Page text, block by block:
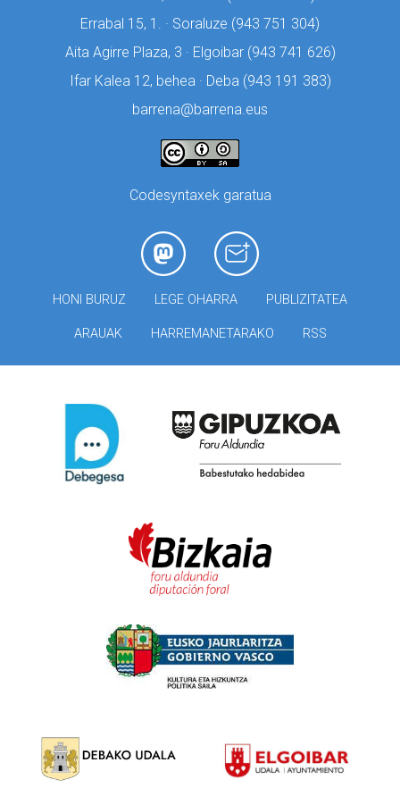
Errabal 15, 1. · Soraluze (943 751 304)
Aita Agirre Plaza, 3 · Elgoibar (943 741 626)
Ifar Kalea 12, behea · Deba (943 191 383)
barrena@barrena.eus
Codesyntaxek garatua
HONI BURUZ LEGE OHARRA PUBLIZITATEA
ARAUAK HARREMANETARAKO RSS